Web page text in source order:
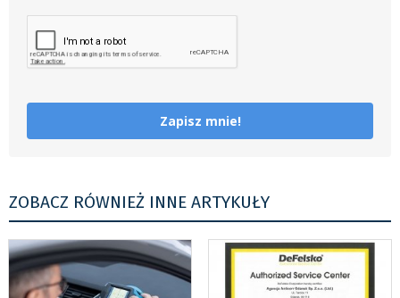
Zapisz mnie!
ZOBACZ RÓWNIEŻ INNE ARTYKUŁY